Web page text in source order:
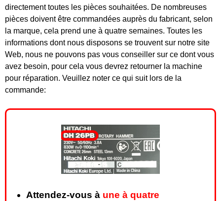
directement toutes les pièces souhaitées. De nombreuses
pièces doivent être commandées auprès du fabricant, selon
la marque, cela prend une à quatre semaines. Toutes les
informations dont nous disposons se trouvent sur notre site
Web, nous ne pouvons pas vous conseiller sur ce dont vous
avez besoin, pour cela vous devrez retourner la machine
pour réparation. Veuillez noter ce qui suit lors de la
commande:
Attendez-vous à une à quatre